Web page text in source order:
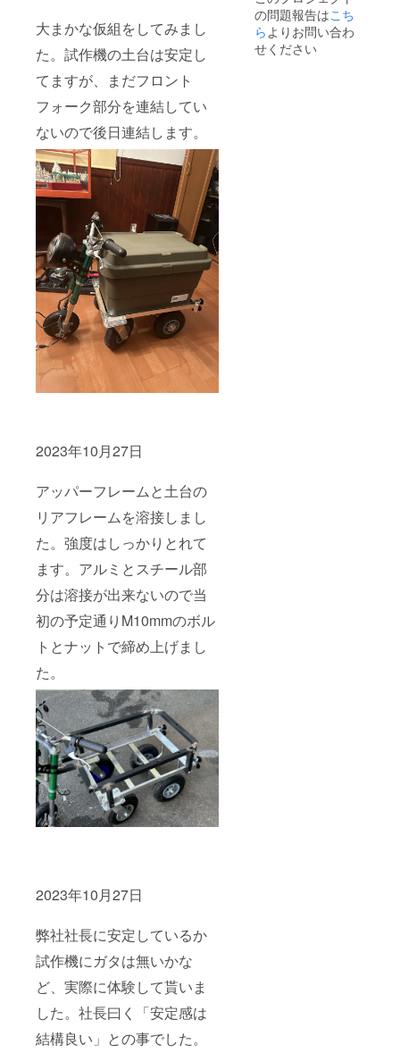
大まかな仮組をしてみまし
た。試作機の土台は安定し
てますが、まだフロント
フォーク部分を連結してい
ないので後日連結します。
2023年10月27日
アッパーフレームと土台の
リアフレームを溶接しまし
た。強度はしっかりとれて
ます。アルミとスチール部
分は溶接が出来ないので当
初の予定通りM10mmのボル
トとナットで締め上げまし
た。
2023年10月27日
弊社社長に安定しているか
試作機にガタは無いかな
ど、実際に体験して貰いま
した。社長曰く「安定感は
結構良い」との事でした。
の問題報告はこち
ら よりお問い合わ
せください